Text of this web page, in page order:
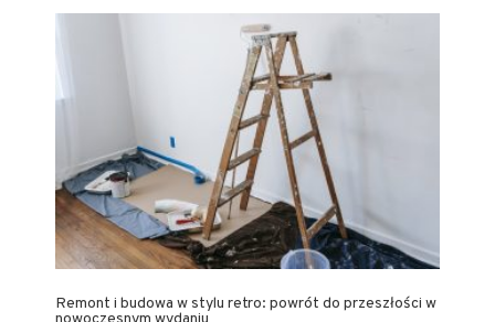
Remont i budowa w stylu retro: powrót do przeszłości w